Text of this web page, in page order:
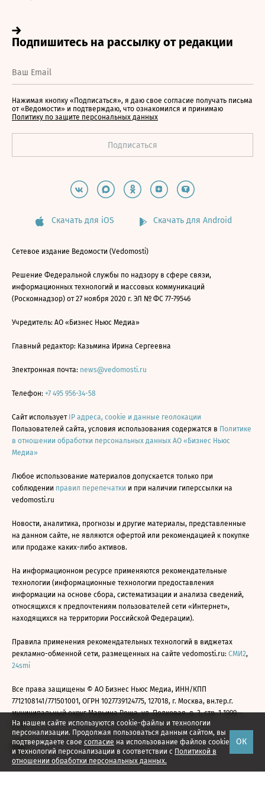
На нашем сайте используются cookie-файлы и технологии
персонализации. Продолжая пользоваться данным сайтом, вы
подтверждаете свое согласие на использование файлов cookie
и технологий персонализации в соответствии с Политикой в
отношении обработки персональных данных.
ОК
Нажимая кнопку «Подписаться», я даю свое согласие получать письма
от «Ведомости» и подтверждаю, что ознакомился и принимаю
Политику по защите персональных данных
Скачать для iOS Скачать для Android
Сетевое издание Ведомости (Vedomosti)
Решение Федеральной службы по надзору в сфере связи,
информационных технологий и массовых коммуникаций
(Роскомнадзор) от 27 ноября 2020 г. ЭЛ № ФС 77-79546
Учредитель: АО «Бизнес Ньюс Медиа»
Главный редактор: Казьмина Ирина Сергеевна
Электронная почта: news@vedomosti.ru
Телефон: +7 495 956-34-58
Сайт использует IP адреса, cookie и данные геолокации
Пользователей сайта, условия использования содержатся в Политике
в отношении обработки персональных данных АО «Бизнес Ньюс
Медиа»
Любое использование материалов допускается только при
соблюдении правил перепечатки и при наличии гиперссылки на
vedomosti.ru
Новости, аналитика, прогнозы и другие материалы, представленные
на данном сайте, не являются офертой или рекомендацией к покупке
или продаже каких-либо активов.
На информационном ресурсе применяются рекомендательные
технологии (информационные технологии предоставления
информации на основе сбора, систематизации и анализа сведений,
относящихся к предпочтениям пользователей сети «Интернет»,
находящихся на территории Российской Федерации).
Правила применения рекомендательных технологий в виджетах
рекламно-обменной сети, размещенных на сайте vedomosti.ru: СМИ2,
24smi
Все права защищены © АО Бизнес Ньюс Медиа, ИНН/КПП
7712108141/771501001, ОГРН 1027739124775, 127018, г. Москва, вн.тер.г.
муниципальный округ Марьина Роща, ул. Полковая, д. 3, стр. 1 1999—
2026